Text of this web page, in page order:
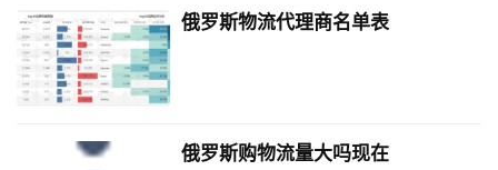
俄罗斯物流代理商名单表
俄罗斯购物流量大吗现在